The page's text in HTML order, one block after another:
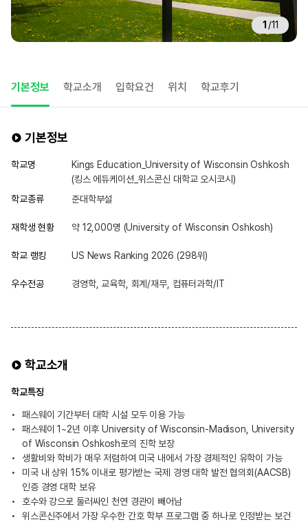
1 /11
기본정보 학교소개 입학요건 위치 학교후기
기본정보
학교명
Kings Education_University of Wisconsin Oshkosh
(킹스 에듀케이션_위스콘신 대학교 오시코시)
학교종류
준대학부설
재학생 현황 약 12,000명 (University of Wisconsin Oshkosh)
학교 랭킹 US News Ranking 2026 (298위)
우수전공 경영학, 교육학, 회계/재무, 컴퓨터과학/IT
학교소개
학교특징
패스웨이 기간부터 대학 시설 모두 이용 가능
패스웨이 1~2년 이후 University of Wisconsin-Madison, University
of Wisconsin Oshkosh로의 진학 보장
생활비와 학비가 매우 저렴하여 미국 내에서 가장 경제적인 유학이 가능
미국 내 상위 15% 이내로 평가받는 국제 경영 대학 발전 협의회(AACSB)
인증 경영 대학 보유
호수와 강으로 둘러싸인 천연 경관이 빼어남
위스콘신주에서 가장 우수한 간호 학부 프로그램 중 하나로 인정받는 보건